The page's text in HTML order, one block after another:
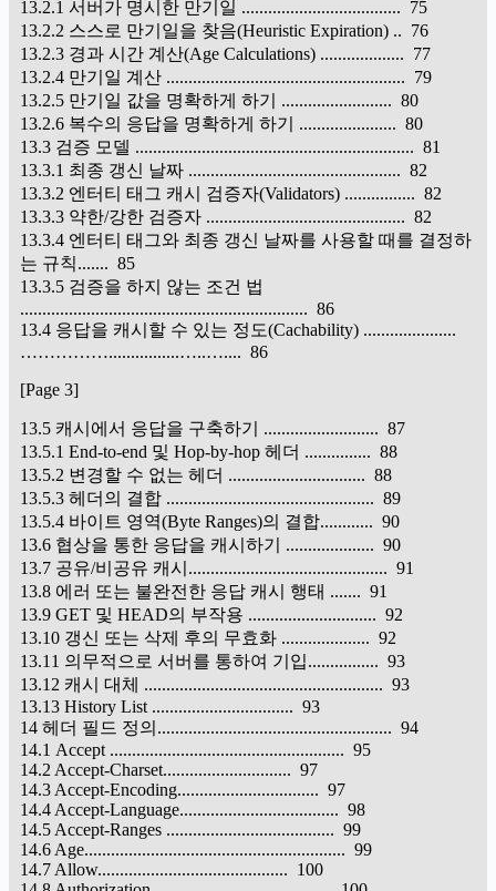
13.2.1 서버가 명시한 만기일 .................................... 75
13.2.2 스스로 만기일을 찾음(Heuristic Expiration) .. 76
13.2.3 경과 시간 계산(Age Calculations) ................... 77
13.2.4 만기일 계산 ...................................................... 79
13.2.5 만기일 값을 명확하게 하기 ......................... 80
13.2.6 복수의 응답을 명확하게 하기 ...................... 80
13.3 검증 모델 ............................................................... 81
13.3.1 최종 갱신 날짜 ................................................ 82
13.3.2 엔터티 태그 캐시 검증자(Validators) ................ 82
13.3.3 약한/강한 검증자 ............................................. 82
13.3.4 엔터티 태그와 최종 갱신 날짜를 사용할 때를 결정하
는 규칙....... 85
13.3.5 검증을 하지 않는 조건 법
................................................................. 86
13.4 응답을 캐시할 수 있는 정도(Cachability) .....................
……………................…..….... 86
[Page 3]
13.5 캐시에서 응답을 구축하기 .......................... 87
13.5.1 End-to-end 및 Hop-by-hop 헤더 ............... 88
13.5.2 변경할 수 없는 헤더 ............................... 88
13.5.3 헤더의 결합 ............................................... 89
13.5.4 바이트 영역(Byte Ranges)의 결합............ 90
13.6 협상을 통한 응답을 캐시하기 .................... 90
13.7 공유/비공유 캐시............................................. 91
13.8 에러 또는 불완전한 응답 캐시 행태 ....... 91
13.9 GET 및 HEAD의 부작용 ............................. 92
13.10 갱신 또는 삭제 후의 무효화 .................... 92
13.11 의무적으로 서버를 통하여 기입................ 93
13.12 캐시 대체 ...................................................... 93
13.13 History List ................................ 93
14 헤더 필드 정의..................................................... 94
14.1 Accept ..................................................... 95
14.2 Accept-Charset............................. 97
14.3 Accept-Encoding................................ 97
14.4 Accept-Language.................................... 98
14.5 Accept-Ranges ...................................... 99
14.6 Age........................................................... 99
14.7 Allow........................................... 100